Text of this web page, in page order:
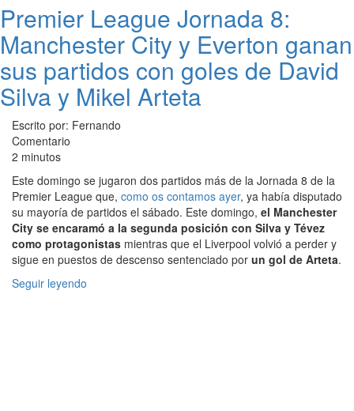
Premier League Jornada 8:
Manchester City y Everton ganan
sus partidos con goles de David
Silva y Mikel Arteta
Escrito por: Fernando
Comentario
2 minutos
Este domingo se jugaron dos partidos más de la Jornada 8 de la
Premier League que, como os contamos ayer, ya había disputado
su mayoría de partidos el sábado. Este domingo, el Manchester
City se encaramó a la segunda posición con Silva y Tévez
como protagonistas mientras que el Liverpool volvió a perder y
sigue en puestos de descenso sentenciado por un gol de Arteta.
Seguir leyendo